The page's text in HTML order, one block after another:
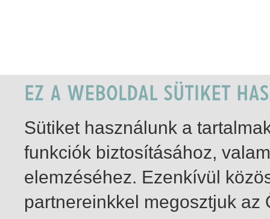
Sütiket használunk a
funkciók biztosításához,
elemzéséhez. Ezenkívül
partnereinkkel megosztjuk